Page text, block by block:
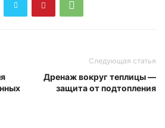
Следующая статья
Дренаж вокруг теплицы —
защита от подтопления